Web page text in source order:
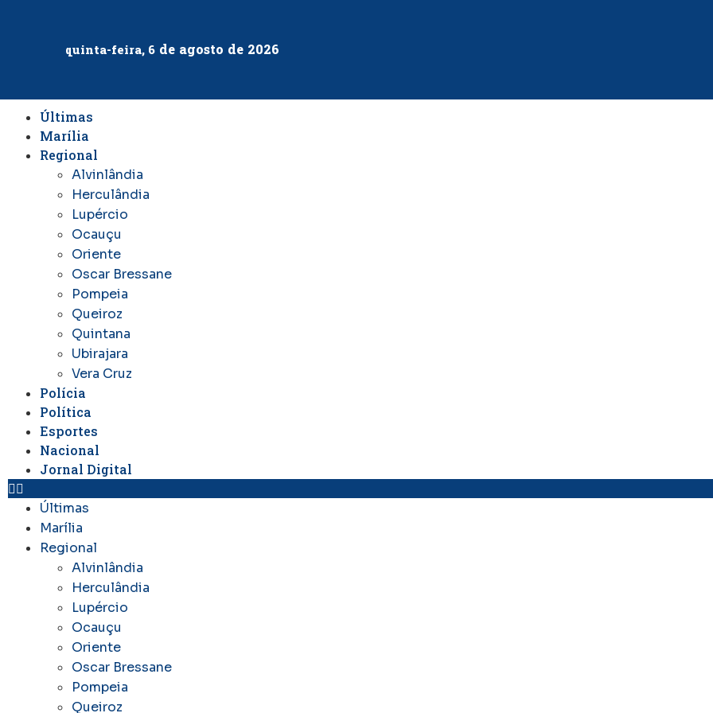
quinta-feira, 6 de agosto de 2026
Últimas
Marília
Regional
Alvinlândia
Herculândia
Lupércio
Ocauçu
Oriente
Oscar Bressane
Pompeia
Queiroz
Quintana
Ubirajara
Vera Cruz
Polícia
Política
Esportes
Nacional
Jornal Digital
Últimas
Marília
Regional
Alvinlândia
Herculândia
Lupércio
Ocauçu
Oriente
Oscar Bressane
Pompeia
Queiroz